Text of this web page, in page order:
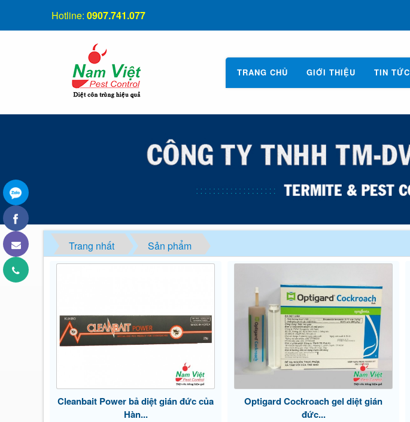
TRANG CHỦ GIỚI THIỆU TIN TỨC
Hotline: 0907.741.077
Trang nhất Sản phẩm
Cleanbait Power bả diệt gián đức của
Hàn...
Optigard Cockroach gel diệt gián
đức...